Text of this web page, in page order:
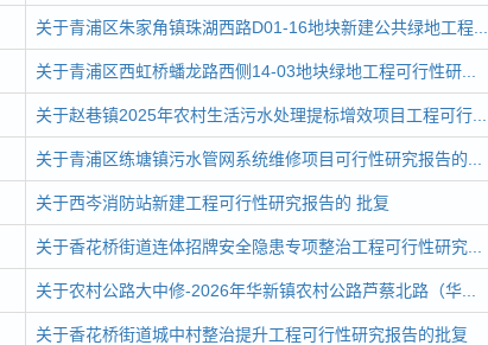
关于青浦区朱家角镇珠湖西路D01-16地块新建公共绿地工程...
关于青浦区西虹桥蟠龙路西侧14-03地块绿地工程可行性研...
关于赵巷镇2025年农村生活污水处理提标增效项目工程可行...
关于青浦区练塘镇污水管网系统维修项目可行性研究报告的...
关于西岑消防站新建工程可行性研究报告的 批复
关于香花桥街道连体招牌安全隐患专项整治工程可行性研究...
关于农村公路大中修-2026年华新镇农村公路芦蔡北路（华...
关于香花桥街道城中村整治提升工程可行性研究报告的批复